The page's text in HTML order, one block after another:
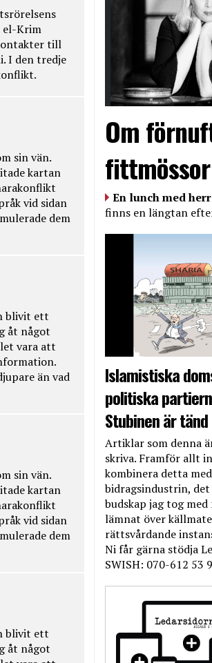
el-Krim
till
I den tredje
sin vän.
kartan
vid sidan
dem
blivit ett
åt något
vara att
än vad
sin vän.
kartan
vid sidan
dem
blivit ett
åt något
Om
fittmössor
En lunch med
finns en längtan
Islamistiska
politiska
Stubinen är tänd
Artiklar som denna
skriva. Framför allt
kombinera detta
bidragsindustrin,
budskap jag tog
lämnat över
rättsvårdande
Ni får gärna stödja
SWISH: 070-612 53